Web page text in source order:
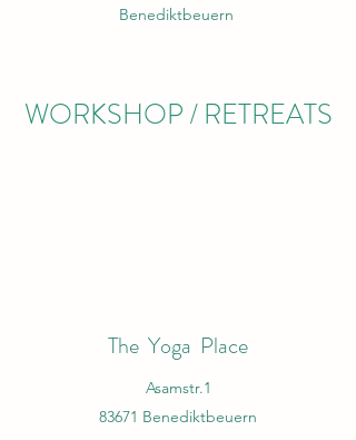
Benediktbeuern
WORKSHOP / RETREATS
The Yoga Place
Asamstr.1
83671 Benediktbeuern